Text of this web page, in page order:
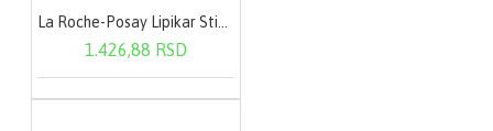
1.426,88 RSD